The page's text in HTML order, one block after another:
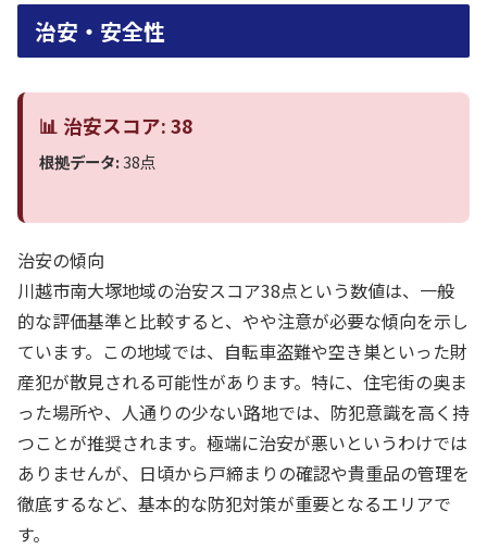
治安・安全性
📊 治安スコア: 38
根拠データ:38点
治安の傾向
川越市南大塚地域の治安スコア38点という数値は、一般
的な評価基準と比較すると、やや注意が必要な傾向を示し
ています。この地域では、自転車盗難や空き巣といった財
産犯が散見される可能性があります。特に、住宅街の奥ま
った場所や、人通りの少ない路地では、防犯意識を高く持
つことが推奨されます。極端に治安が悪いというわけでは
ありませんが、日頃から戸締まりの確認や貴重品の管理を
徹底するなど、基本的な防犯対策が重要となるエリアで
す。